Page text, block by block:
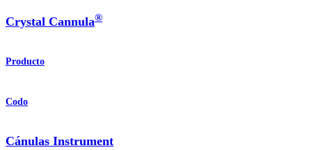
Crystal Cannula®
Producto
Codo
Cánulas Instrument